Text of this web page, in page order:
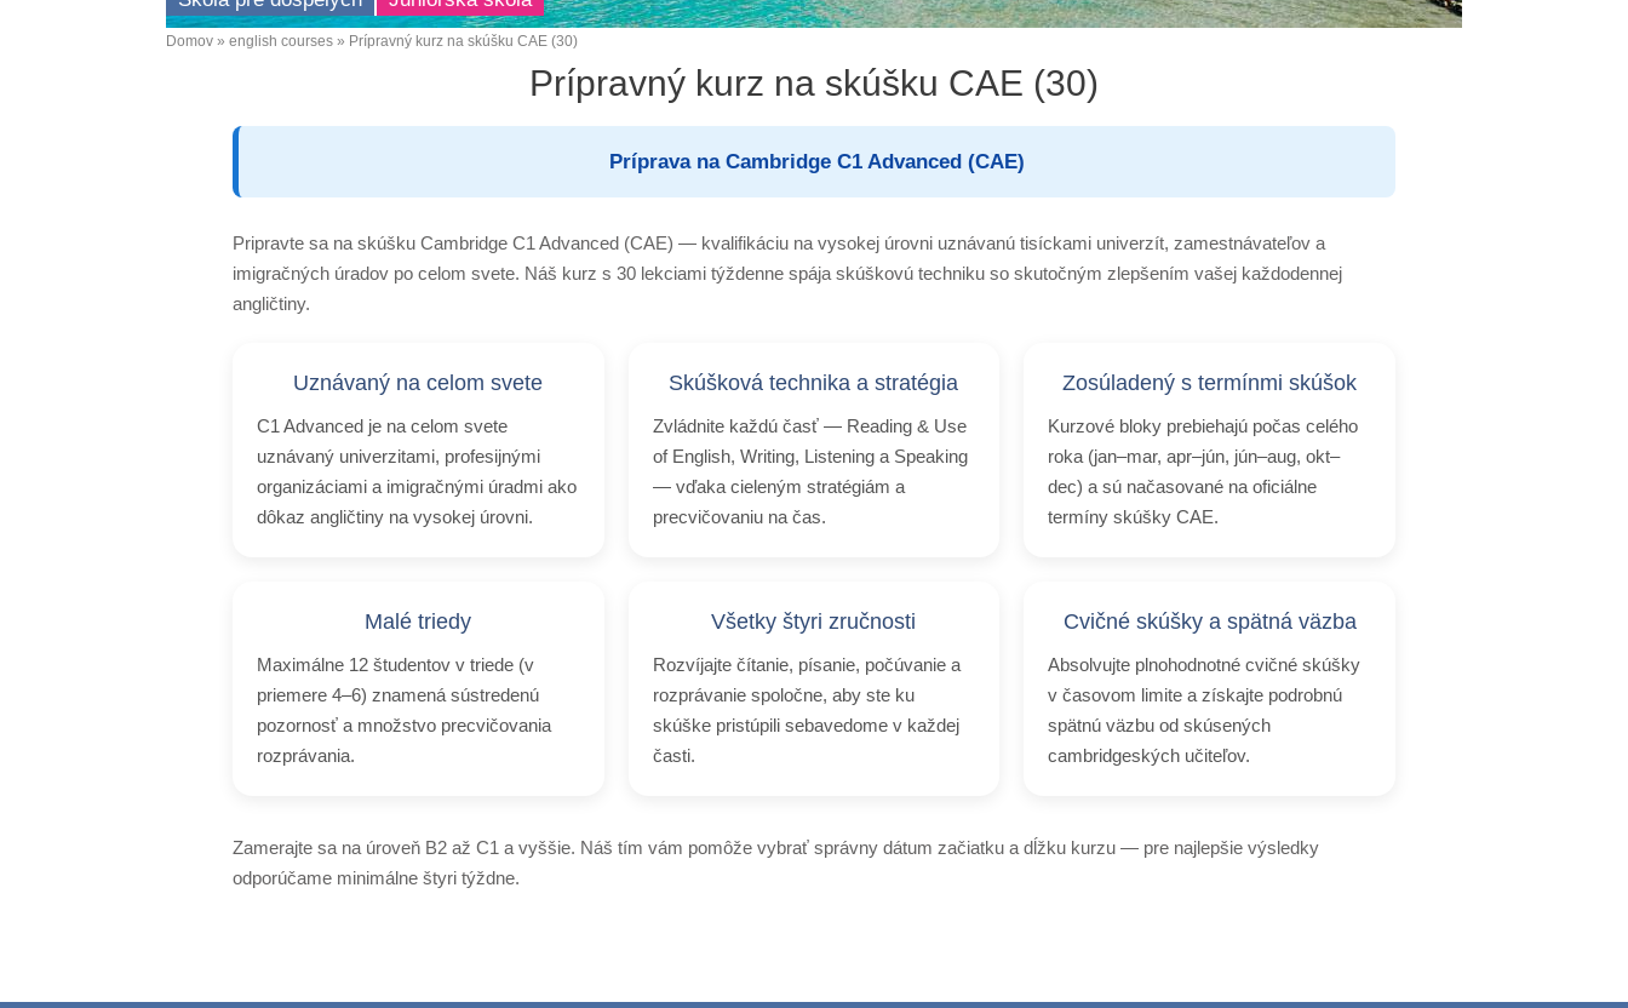
Domov english courses Prípravný kurz na skúšku CAE (30)
Prípravný kurz na skúšku CAE (30)
Príprava na Cambridge C1 Advanced (CAE)
Pripravte sa na skúšku Cambridge C1 Advanced (CAE) — kvalifikáciu na vysokej úrovni uznávanú tisíckami univerzít, zamestnávateľov a
imigračných úradov po celom svete. Náš kurz s 30 lekciami týždenne spája skúškovú techniku so skutočným zlepšením vašej každodennej
angličtiny.
Uznávaný na celom svete
C1 Advanced je na celom svete
uznávaný univerzitami, profesijnými
organizáciami a imigračnými úradmi ako
dôkaz angličtiny na vysokej úrovni.
Skúšková technika a stratégia
Zvládnite každú časť — Reading & Use
of English, Writing, Listening a Speaking
— vďaka cieleným stratégiám a
precvičovaniu na čas.
Zosúladený s termínmi skúšok
Kurzové bloky prebiehajú počas celého
roka (jan–mar, apr–jún, jún–aug, okt–
dec) a sú načasované na oficiálne
termíny skúšky CAE.
Malé triedy
Maximálne 12 študentov v triede (v
priemere 4–6) znamená sústredenú
pozornosť a množstvo precvičovania
rozprávania.
Všetky štyri zručnosti
Rozvíjajte čítanie, písanie, počúvanie a
rozprávanie spoločne, aby ste ku
skúške pristúpili sebavedome v každej
časti.
Cvičné skúšky a spätná väzba
Absolvujte plnohodnotné cvičné skúšky
v časovom limite a získajte podrobnú
spätnú väzbu od skúsených
cambridgeských učiteľov.
Zamerajte sa na úroveň B2 až C1 a vyššie. Náš tím vám pomôže vybrať správny dátum začiatku a dĺžku kurzu — pre najlepšie výsledky
odporúčame minimálne štyri týždne.